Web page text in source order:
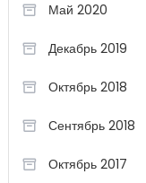
Май 2020
Декабрь 2019
Октябрь 2018
Сентябрь 2018
Октябрь 2017